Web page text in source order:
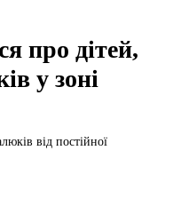
про дітей,
у зоні
від постійної